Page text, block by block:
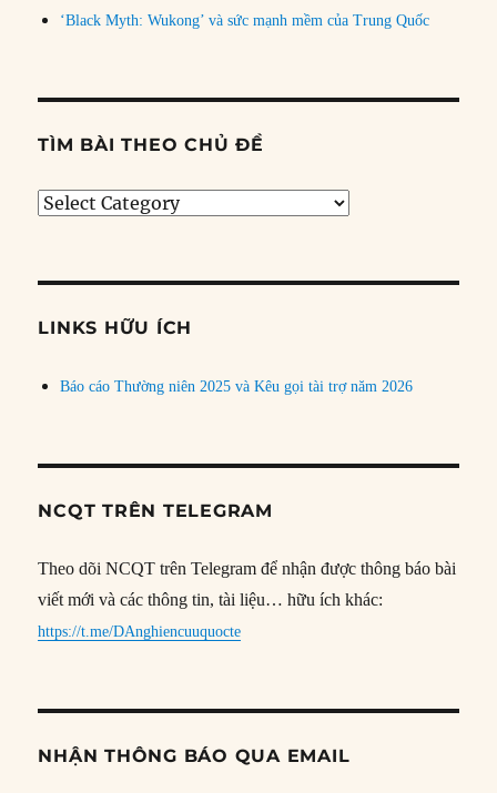
‘Black Myth: Wukong’ và sức mạnh mềm của Trung Quốc
TÌM BÀI THEO CHỦ ĐỀ
Tìm
đề
LINKS HỮU ÍCH
Báo cáo Thường niên 2025 và Kêu gọi tài trợ năm 2026
NCQT TRÊN TELEGRAM
Theo dõi NCQT trên Telegram để nhận được thông báo bài
viết mới và các thông tin, tài liệu… hữu ích khác:
https://t.me/DAnghiencuuquocte
NHẬN THÔNG BÁO QUA EMAIL